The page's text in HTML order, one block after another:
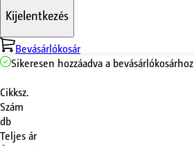
Kijelentkezés
Bevásárlókosár
Sikeresen hozzáadva a bevásárlókosárhoz
Cikksz.
Szám
db
Teljes ár